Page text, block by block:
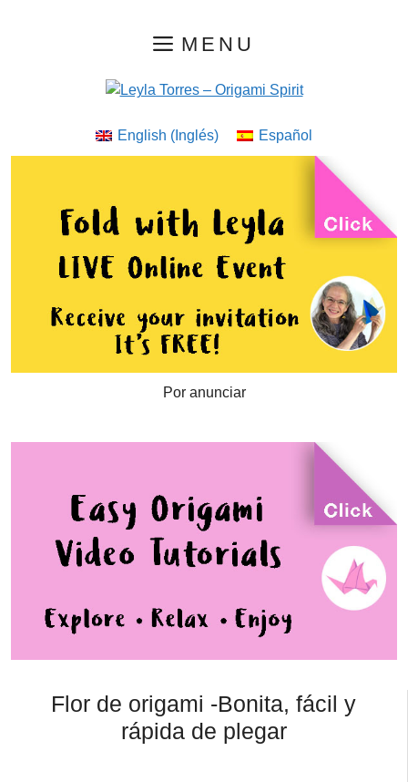
MENU
English ( Inglés) Español
Por anunciar
Flor de origami -Bonita, fácil y
rápida de plegar